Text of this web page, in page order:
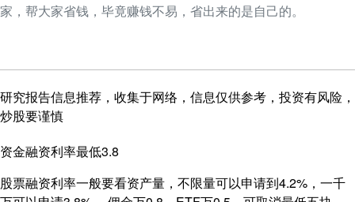
家，帮大家省钱，毕竟赚钱不易，省出来的是自己的。
研究报告信息推荐，收集于网络，信息仅供参考，投资有风险，
炒股要谨慎
资金融资利率最低3.8
股票融资利率一般要看资产量，不限量可以申请到4.2%，一千